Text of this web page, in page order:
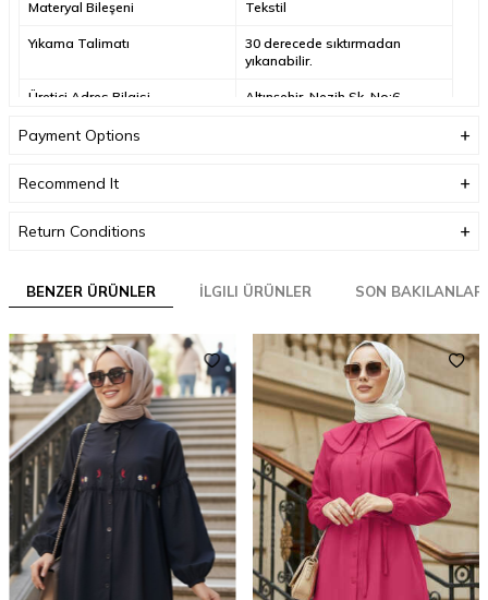
Materyal Bileşeni Tekstil
Yıkama Talimatı
30 derecede sıktırmadan
yıkanabilir.
Üretici Adres Bilgisi
Altınşehir, Nezih Sk. No:6,
Payment Options
Recommend It
Return Conditions
BENZER ÜRÜNLER İLGILI ÜRÜNLER SON BAKILANLAR